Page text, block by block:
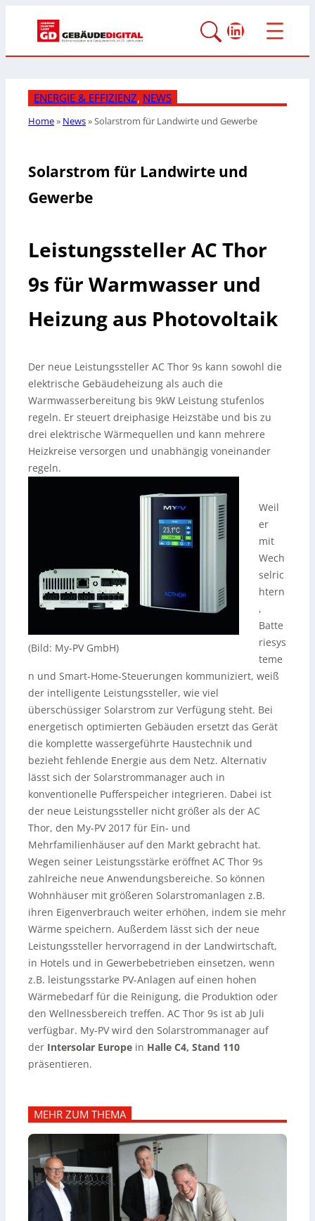
LinkedIn
ENERGIE & EFFIZIENZ, NEWS
Home» News»Solarstrom für Landwirte und Gewerbe
Solarstrom für Landwirte und
Gewerbe
Leistungssteller AC Thor
9s für Warmwasser und
Heizung aus Photovoltaik
Der neue Leistungssteller AC Thor 9s kann sowohl die
elektrische Gebäudeheizung als auch die
Warmwasserbereitung bis 9kW Leistung stufenlos
regeln. Er steuert dreiphasige Heizstäbe und bis zu
drei elektrische Wärmequellen und kann mehrere
Heizkreise versorgen und unabhängig voneinander
regeln.
(Bild: My-PV GmbH)
Weil
er
mit
Wech
selric
htern
,
Batte
riesys
teme
n und Smart-Home-Steuerungen kommuniziert, weiß
der intelligente Leistungssteller, wie viel
überschüssiger Solarstrom zur Verfügung steht. Bei
energetisch optimierten Gebäuden ersetzt das Gerät
die komplette wassergeführte Haustechnik und
bezieht fehlende Energie aus dem Netz. Alternativ
lässt sich der Solarstrommanager auch in
konventionelle Pufferspeicher integrieren. Dabei ist
der neue Leistungssteller nicht größer als der AC
Thor, den My-PV 2017 für Ein- und
Mehrfamilienhäuser auf den Markt gebracht hat.
Wegen seiner Leistungsstärke eröffnet AC Thor 9s
zahlreiche neue Anwendungsbereiche. So können
Wohnhäuser mit größeren Solarstromanlagen z.B.
ihren Eigenverbrauch weiter erhöhen, indem sie mehr
Wärme speichern. Außerdem lässt sich der neue
Leistungssteller hervorragend in der Landwirtschaft,
in Hotels und in Gewerbebetrieben einsetzen, wenn
z.B. leistungsstarke PV-Anlagen auf einen hohen
Wärmebedarf für die Reinigung, die Produktion oder
den Wellnessbereich treffen. AC Thor 9s ist ab Juli
verfügbar. My-PV wird den Solarstrommanager auf
der Intersolar Europe in Halle C4, Stand 110
präsentieren.
MEHR ZUM THEMA